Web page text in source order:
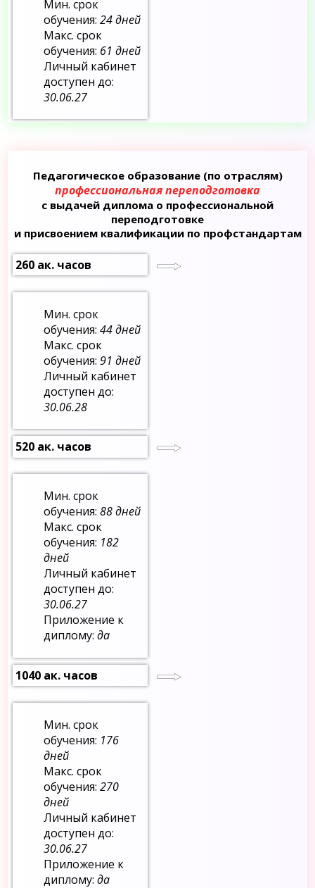
Мин. срок
обучения:24 дней
Макс. срок
обучения: 61 дней
Личный кабинет
доступен до:
30.06.27
Педагогическое образование (по отраслям)
профессиональная переподготовка
с выдачей диплома о профессиональной
переподготовке
и присвоением квалификации по профстандартам
260 ак. часов
Мин. срок
обучения:44 дней
Макс. срок
обучения:91 дней
Личный кабинет
доступен до:
30.06.28
520 ак. часов
Мин. срок
обучения:88 дней
Макс. срок
обучения: 182
дней
Личный кабинет
доступен до:
30.06.27
Приложение к
диплому:да
1040 ак. часов
Мин. срок
обучения: 176
дней
Макс. срок
обучения:270
дней
Личный кабинет
доступен до:
30.06.27
Приложение к
диплому:да